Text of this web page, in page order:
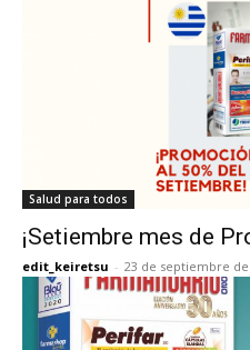
Salud para todos
¡Setiembre mes de
edit_keiretsu - 23 de septiembre de